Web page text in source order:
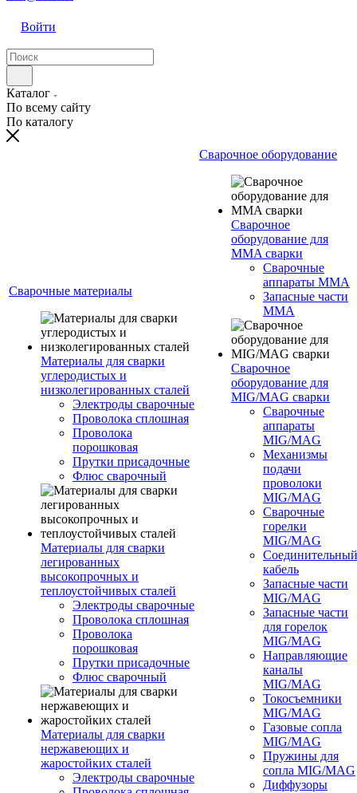
Войти
Каталог
По всему сайту
По каталогу
Сварочные материалы
Материалы для сварки
углеродистых и
низколегированных сталей
Электроды сварочные
Проволока сплошная
Проволока
порошковая
Прутки присадочные
Флюс сварочный
Материалы для сварки
легированных
высокопрочных и
теплоустойчивых сталей
Электроды сварочные
Проволока сплошная
Проволока
порошковая
Прутки присадочные
Флюс сварочный
Материалы для сварки
нержавеющих и
жаростойких сталей
Электроды сварочные
Сварочное оборудование
Сварочное
оборудование для
MMA сварки
Сварочные
аппараты MMA
Запасные части
MMA
Сварочное
оборудование для
MIG/MAG сварки
Сварочные
аппараты
MIG/MAG
Механизмы
подачи
проволоки
MIG/MAG
Сварочные
горелки
MIG/MAG
Соединительный
кабель
Запасные части
MIG/MAG
Запасные части
для горелок
MIG/MAG
Направляющие
каналы
MIG/MAG
Токосъемники
MIG/MAG
Газовые сопла
MIG/MAG
Пружины для
сопла MIG/MAG
Диффузоры